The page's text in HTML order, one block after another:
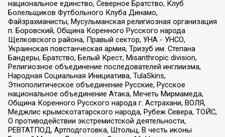
национальное единство, Северное Братство, Клуб
Болельщиков Футбольного Клуба Динамо,
Файзрахманисты, Мусульманская религиозная организация
п. Боровский, Община Коренного Русского народа
Щелковского района, Правый сектор, УНА - УНСО,
Украинская повстанческая армия, Тризуб им. Степана
Бандеры, Братство, Белый Крест, Misanthropic division,
Религиозное объединение последователей инглиизма,
Народная Социальная Инициатива, TulaSkins,
Этнополитическое объединение Русские, Русское
национальное объединение Атака, Мечеть Мирмамеда,
Община Коренного Русского народа г. Астрахани, ВОЛЯ,
Меджлис крымскотатарского народа, Рубеж Севера, ТОЙС,
О противодействии экстремистской деятельности,
РЕВТАТПОД, Артподготовка, Штольц, В честь иконы